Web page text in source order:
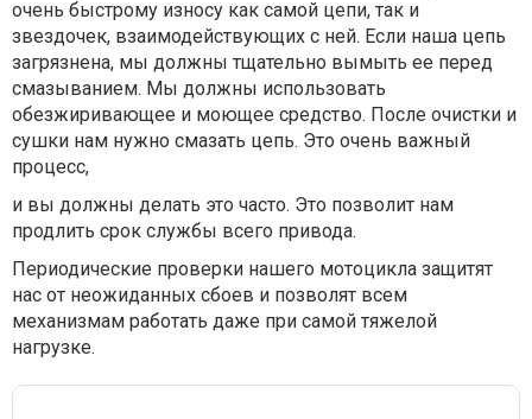
очень быстрому износу как самой цепи, так и
звездочек, взаимодействующих с ней. Если наша цепь
загрязнена, мы должны тщательно вымыть ее перед
смазыванием. Мы должны использовать
обезжиривающее и моющее средство. После очистки и
сушки нам нужно смазать цепь. Это очень важный
процесс,
и вы должны делать это часто. Это позволит нам
продлить срок службы всего привода.
Периодические проверки нашего мотоцикла защитят
нас от неожиданных сбоев и позволят всем
механизмам работать даже при самой тяжелой
нагрузке.